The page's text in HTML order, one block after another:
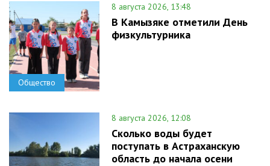
Общество
8 августа 2026, 13:48
В Камызяке отметили День
физкультурника
8 августа 2026, 12:08
Сколько воды будет
поступать в Астраханскую
область до начала осени